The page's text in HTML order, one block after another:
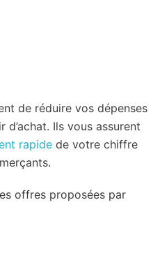
de réduire vos dépenses
Ils vous assurent
rapide de votre chiffre
offres proposées par